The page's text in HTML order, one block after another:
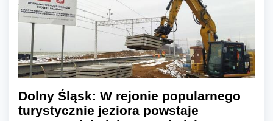
Dolny Śląsk: W rejonie popularnego
turystycznie jeziora powstaje